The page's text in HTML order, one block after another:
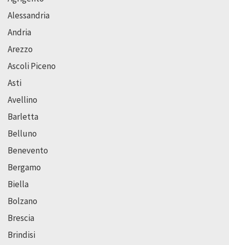
Alessandria
Andria
Arezzo
Ascoli Piceno
Asti
Avellino
Barletta
Belluno
Benevento
Bergamo
Biella
Bolzano
Brescia
Brindisi